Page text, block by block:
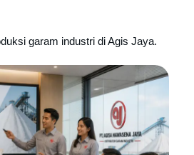
garam industri di Agis Jaya.